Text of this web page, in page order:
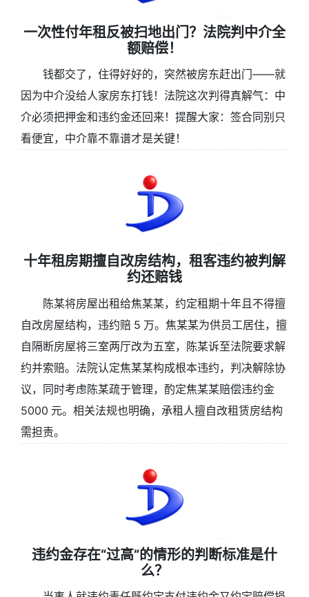
一次性付年租反被扫地出门？法院判中介全
额赔偿！
钱都交了，住得好好的，突然被房东赶出门——就
因为中介没给人家房东打钱！法院这次判得真解气：中
介必须把押金和违约金还回来！提醒大家：签合同别只
看便宜，中介靠不靠谱才是关键！
十年租房期擅自改房结构，租客违约被判解
约还赔钱
陈某将房屋出租给焦某某，约定租期十年且不得擅
自改房屋结构，违约赔 5 万。焦某某为供员工居住，擅
自隔断房屋将三室两厅改为五室，陈某诉至法院要求解
约并索赔。法院认定焦某某构成根本违约，判决解除协
议，同时考虑陈某疏于管理，酌定焦某某赔偿违约金
5000 元。相关法规也明确，承租人擅自改租赁房结构
需担责。
违约金存在“过高”的情形的判断标准是什
么？